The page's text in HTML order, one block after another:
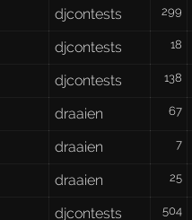
djcontests 299
djcontests 18
djcontests 138
draaien 67
draaien 7
draaien 25
djcontests 504